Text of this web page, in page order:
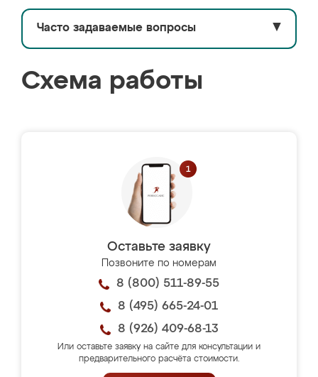
Часто задаваемые вопросы ▼
Схема работы
Оставьте заявку
Позвоните по номерам
8 (800) 511-89-55
8 (495) 665-24-01
8 (926) 409-68-13
Или оставьте заявку на сайте для консультации и
предварительного расчёта стоимости.